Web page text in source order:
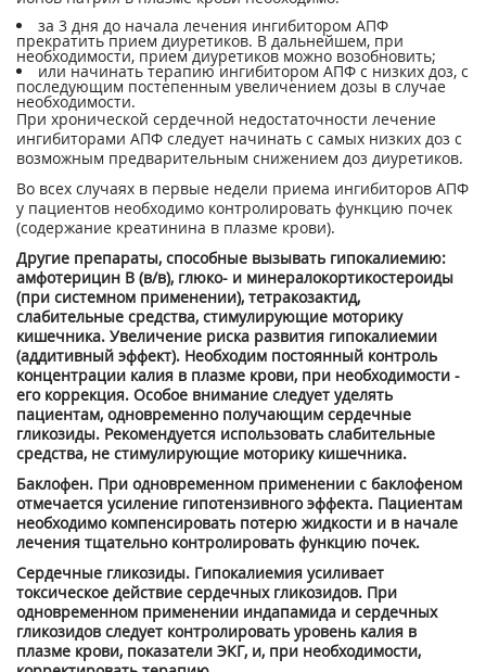
за 3 дня до начала лечения ингибитором АПФ
прекратить прием диуретиков. В дальнейшем, при
необходимости, прием диуретиков можно возобновить;
или начинать терапию ингибитором АПФ с низких доз, с
последующим постепенным увеличением дозы в случае
необходимости.
При хронической сердечной недостаточности лечение
ингибиторами АПФ следует начинать с самых низких доз с
возможным предварительным снижением доз диуретиков.
Во всех случаях в первые недели приема ингибиторов АПФ
у пациентов необходимо контролировать функцию почек
(содержание креатинина в плазме крови).
Другие препараты, способные вызывать гипокалиемию:
амфотерицин В (в/в), глюко- и минералокортикостероиды
(при системном применении), тетракозактид,
слабительные средства, стимулирующие моторику
кишечника. Увеличение риска развития гипокалиемии
(аддитивный эффект). Необходим постоянный контроль
концентрации калия в плазме крови, при необходимости -
его коррекция. Особое внимание следует уделять
пациентам, одновременно получающим сердечные
гликозиды. Рекомендуется использовать слабительные
средства, не стимулирующие моторику кишечника.
Баклофен. При одновременном применении с баклофеном
отмечается усиление гипотензивного эффекта. Пациентам
необходимо компенсировать потерю жидкости и в начале
лечения тщательно контролировать функцию почек.
Сердечные гликозиды. Гипокалиемия усиливает
токсическое действие сердечных гликозидов. При
одновременном применении индапамида и сердечных
гликозидов следует контролировать уровень калия в
плазме крови, показатели ЭКГ, и, при необходимости,